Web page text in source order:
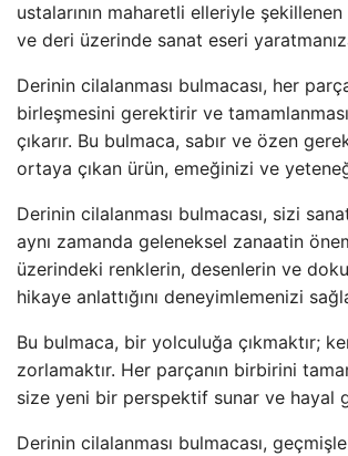
ustalarının maharetli elleriyle
ve deri üzerinde sanat eseri
Derinin cilalanması bulmacası, her
birleşmesini gerektirir ve
çıkarır. Bu bulmaca, sabır ve özen
ortaya çıkan ürün, emeğinizi ve
Derinin cilalanması bulmacası, sizi
aynı zamanda geleneksel zanaatin
üzerindeki renklerin, desenlerin ve
hikaye anlattığını deneyimlemenizi
Bu bulmaca, bir yolculuğa çıkmaktır;
zorlamaktır. Her parçanın birbirini
size yeni bir perspektif sunar ve hayal
Derinin cilalanması bulmacası,